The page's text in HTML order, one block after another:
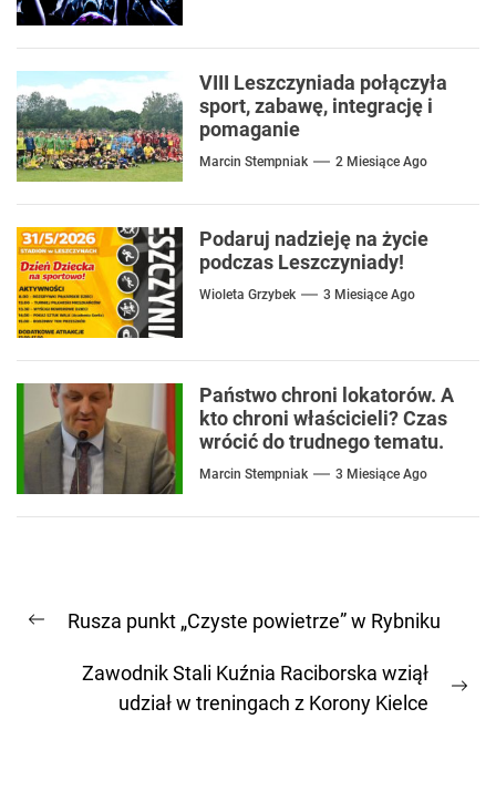
VIII Leszczyniada połączyła
sport, zabawę, integrację i
pomaganie
Marcin Stempniak 2 Miesiące Ago
Podaruj nadzieję na życie
podczas Leszczyniady!
Wioleta Grzybek 3 Miesiące Ago
Państwo chroni lokatorów. A
kto chroni właścicieli? Czas
wrócić do trudnego tematu.
Marcin Stempniak 3 Miesiące Ago
wpisu
Previous
Rusza punkt „Czyste powietrze” w Rybniku
Zawodnik Stali Kuźnia Raciborska wziął
udział w treningach z Korony Kielce